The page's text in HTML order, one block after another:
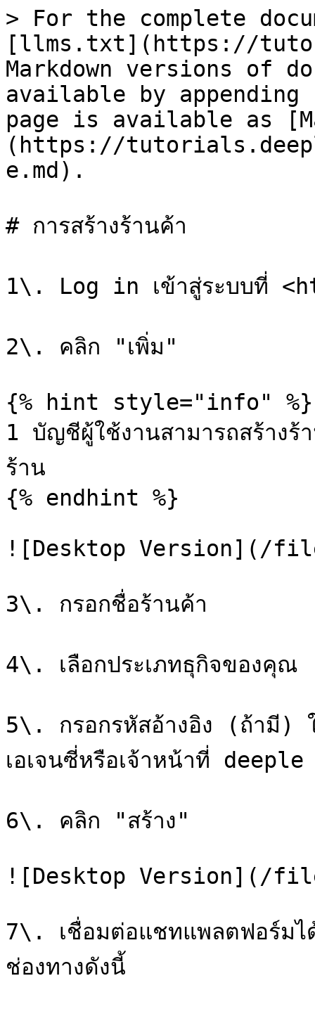
> For the complete
[llms.txt](https://
Markdown versions of
available by
page is available as
(https://
e.md).
# การสร้างร้านค้า
1\. Log in เข้าสู่ระบบที่
2\. คลิก "เพิ่ม"
{% hint style="info" %}
1 บัญชีผู้ใช้งานสามารถสร้าง
ร้าน
{% endhint %}
![Desktop Version](/
3\. กรอกชื่อร้านค้า
4\. เลือกประเภทธุกิจของคุณ
5\. กรอกรหัสอ้างอิง (ถ้ามี) ใ
เอเจนซี่หรือเจ้าหน้าที่
6\. คลิก "สร้าง"
![Desktop Version](/files/
7\. เชื่อมต่อแชทแพลตฟอร์มไ
ช่องทางดังนี้